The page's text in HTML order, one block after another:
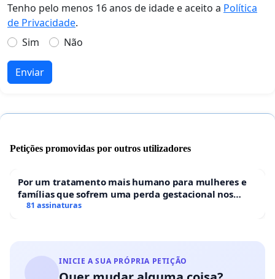
Tenho pelo menos 16 anos de idade e aceito a Política
de Privacidade.
Sim
Não
Enviar
Petições promovidas por outros utilizadores
Por um tratamento mais humano para mulheres e
famílias que sofrem uma perda gestacional nos
hospitais portugueses
81 assinaturas
INICIE A SUA PRÓPRIA PETIÇÃO